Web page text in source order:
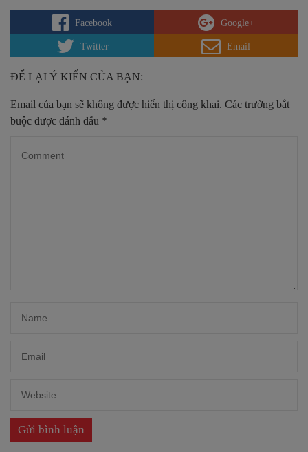
Facebook Google+
Twitter Email
ĐỂ LẠI Ý KIẾN CỦA BẠN:
Email của bạn sẽ không được hiển thị công khai. Các trường bắt
buộc được đánh dấu *